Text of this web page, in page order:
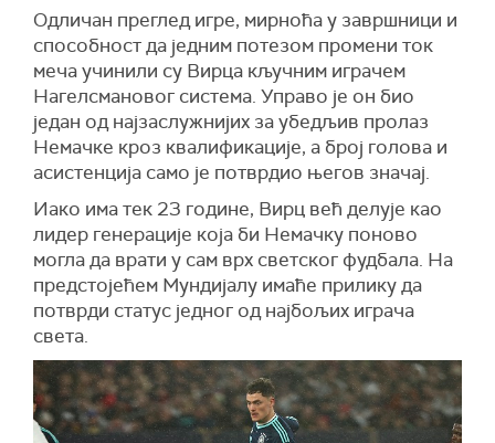
Одличан преглед игре, мирноћа у завршници и
способност да једним потезом промени ток
меча учинили су Вирца кључним играчем
Нагелсмановог система. Управо је он био
један од најзаслужнијих за убедљив пролаз
Немачке кроз квалификације, а број голова и
асистенција само је потврдио његов значај.
Иако има тек 23 године, Вирц већ делује као
лидер генерације која би Немачку поново
могла да врати у сам врх светског фудбала. На
предстојећем Мундијалу имаће прилику да
потврди статус једног од најбољих играча
света.